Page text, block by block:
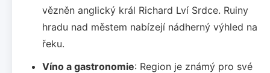
vězněn anglický král Richard Lví Srdce. Ruiny
hradu nad městem nabízejí nádherný výhled na
řeku.
Víno a gastronomie: Region je známý pro své